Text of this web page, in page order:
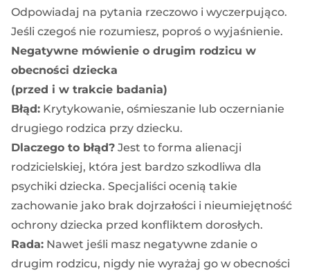
Odpowiadaj na pytania rzeczowo i wyczerpująco.
Jeśli czegoś nie rozumiesz, poproś o wyjaśnienie.
Negatywne mówienie o drugim rodzicu w
obecności dziecka
(przed i w trakcie badania)
Błąd: Krytykowanie, ośmieszanie lub oczernianie
drugiego rodzica przy dziecku.
Dlaczego to błąd? Jest to forma alienacji
rodzicielskiej, która jest bardzo szkodliwa dla
psychiki dziecka. Specjaliści ocenią takie
zachowanie jako brak dojrzałości i nieumiejętność
ochrony dziecka przed konfliktem dorosłych.
Rada: Nawet jeśli masz negatywne zdanie o
drugim rodzicu, nigdy nie wyrażaj go w obecności